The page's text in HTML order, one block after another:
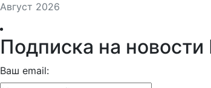
Август 2026
Подписка на новости
Ваш email: